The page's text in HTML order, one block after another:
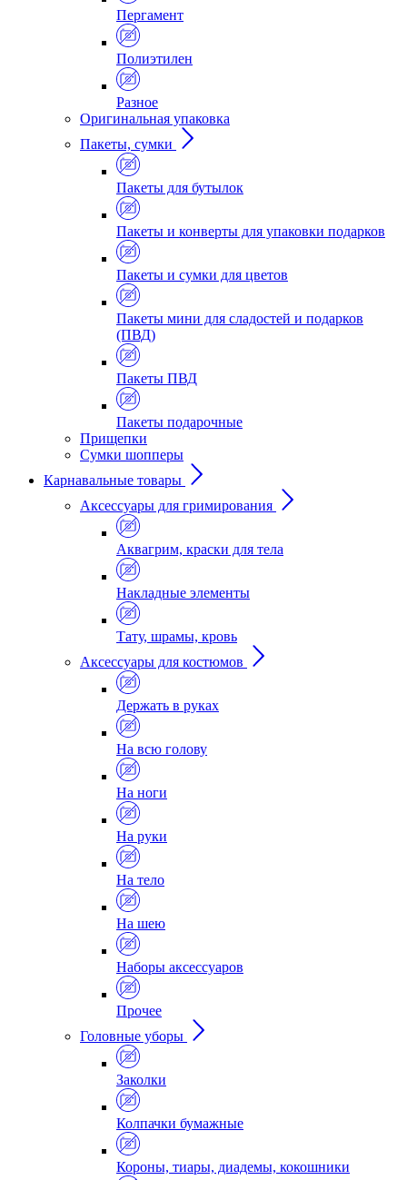
Пергамент
Полиэтилен
Разное
Оригинальная упаковка
Пакеты, сумки
Пакеты для бутылок
Пакеты и конверты для упаковки подарков
Пакеты и сумки для цветов
Пакеты мини для сладостей и подарков
(ПВД)
Пакеты ПВД
Пакеты подарочные
Прищепки
Сумки шопперы
Карнавальные товары
Аксессуары для гримирования
Аквагрим, краски для тела
Накладные элементы
Тату, шрамы, кровь
Аксессуары для костюмов
Держать в руках
На всю голову
На ноги
На руки
На тело
На шею
Наборы аксессуаров
Прочее
Головные уборы
Заколки
Колпачки бумажные
Короны, тиары, диадемы, кокошники